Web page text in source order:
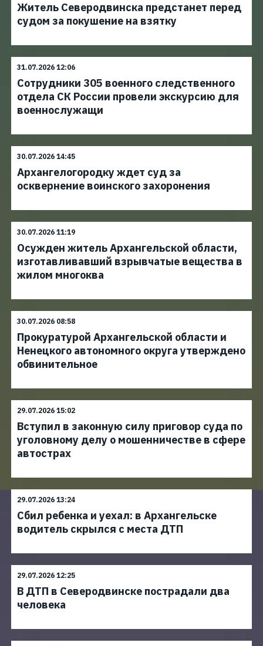
Житель Северодвинска предстанет перед
судом за покушение на взятку
31.07.2026 12:06
Сотрудники 305 военного следственного
отдела СК России провели экскурсию для
военнослужащи
30.07.2026 14:45
Архангелогородку ждет суд за
осквернение воинского захоронения
30.07.2026 11:19
Осужден житель Архангельской области,
изготавливавший взрывчатые вещества в
жилом многоква
30.07.2026 08:58
Прокуратурой Архангельской области и
Ненецкого автономного округа утверждено
обвинительное
29.07.2026 15:02
Вступил в законную силу приговор суда по
уголовному делу о мошенничестве в сфере
автострах
29.07.2026 13:24
Сбил ребенка и уехал: в Архангельске
водитель скрылся с места ДТП
29.07.2026 12:25
В ДТП в Северодвинске пострадали два
человека